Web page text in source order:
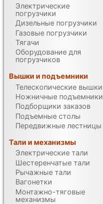
Электрические
погрузчики
Дизельные погрузчики
Газовые погрузчики
Тягачи
Оборудование для
погрузчиков
Вышки и подъемники
Телескопические вышки
Ножничные подъемники
Подборщики заказов
Подъемные столы
Передвижные лестницы
Тали и механизмы
Электрические тали
Шестеренчатые тали
Рычажные тали
Вагонетки
Монтажно-тяговые
механизмы